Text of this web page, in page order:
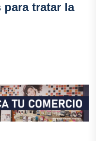
para tratar la